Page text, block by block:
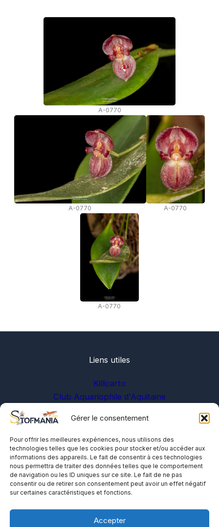
Gérer le consentement
Pour offrir les meilleures expériences, nous utilisons des
technologies telles que les cookies pour stocker et/ou accéder aux
informations des appareils. Le fait de consentir à ces technologies
nous permettra de traiter des données telles que le comportement
de navigation ou les ID uniques sur ce site. Le fait de ne pas
consentir ou de retirer son consentement peut avoir un effet négatif
sur certaines caractéristiques et fonctions.
Accepter
A-0770
A-0770 A-0770
A-0770
Liens utiles
Killicarto
Club Aquariophile d'Aquitaine
A propos
Me contacter